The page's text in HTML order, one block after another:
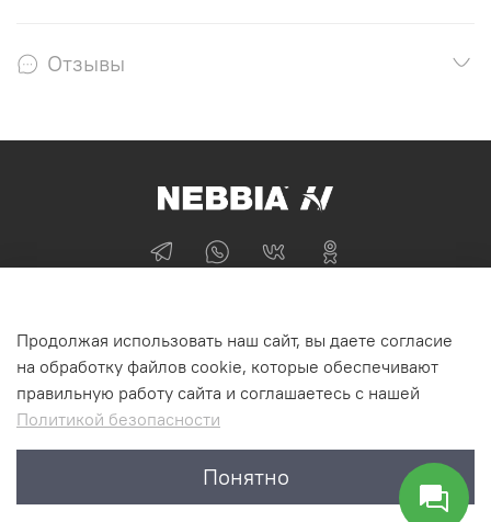
Отзывы
+74955870705
г Москва
Интернет-магазин NEBBIA.ONLINE
Продолжая использовать наш сайт, вы даете согласие
на обработку файлов cookie, которые обеспечивают
правильную работу сайта и соглашаетесь с нашей
Политикой безопасности
Понятно